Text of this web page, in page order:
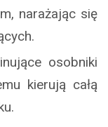
narażając się
osobniki
kierują całą